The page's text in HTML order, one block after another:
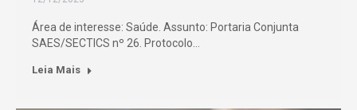
Área de interesse: Saúde. Assunto: Portaria Conjunta
SAES/SECTICS nº 26. Protocolo…
Leia Mais